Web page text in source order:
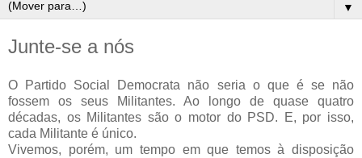
▼
Junte-se a nós
O Partido Social Democrata não seria o que é se não
fossem os seus Militantes. Ao longo de quase quatro
décadas, os Militantes são o motor do PSD. E, por isso,
cada Militante é único.
Vivemos, porém, um tempo em que temos à disposição